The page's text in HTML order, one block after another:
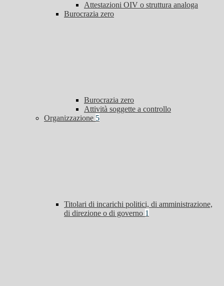
Attestazioni OIV o struttura analoga
Burocrazia zero
Burocrazia zero
Attività soggette a controllo
Organizzazione 5
Titolari di incarichi politici, di amministrazione,
di direzione o di governo 1